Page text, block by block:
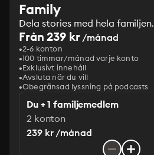
Family
Dela stories med hela familjen.
Från 239 kr/månad
2-6 konton
100 timmar/månad varje konto
Exklusivt innehåll
Avsluta när du vill
Obegränsad lyssning på podcasts
Du + 1 familjemedlem
2 konton
239 kr /månad